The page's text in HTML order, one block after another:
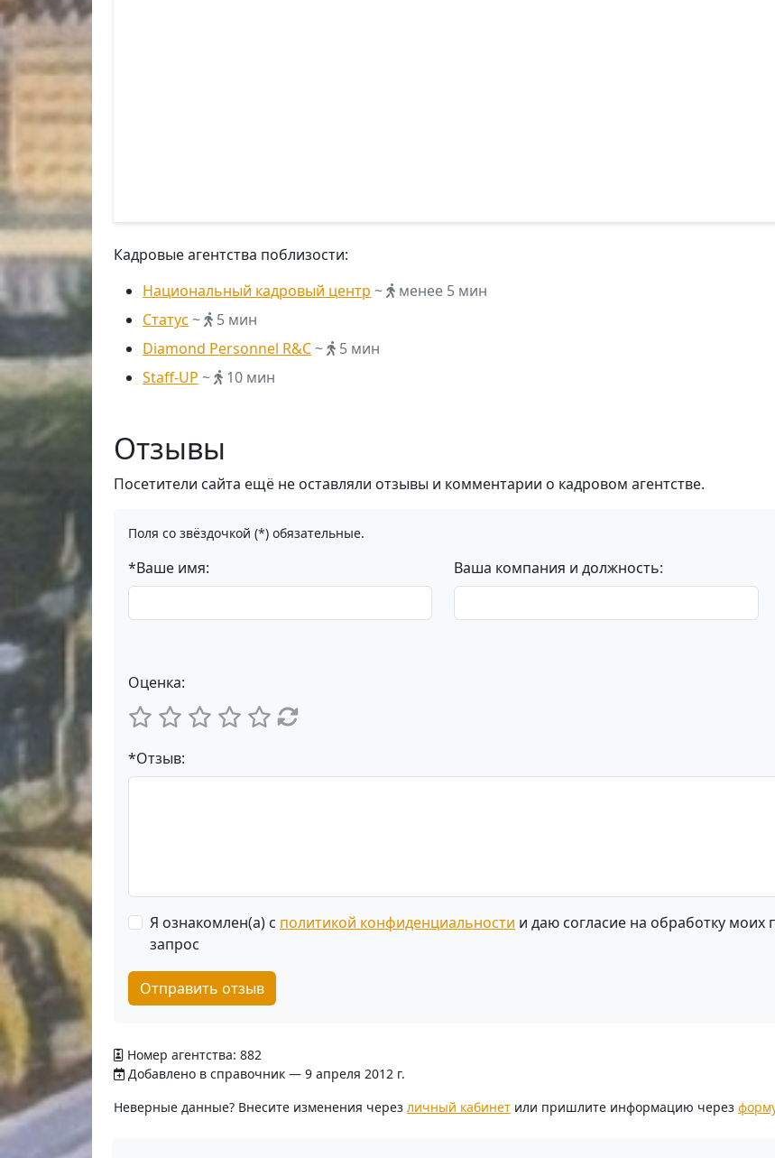
Кадровые агентства поблизости:
Национальный кадровый центр ~
менее 5 мин
Статус ~
5 мин
Diamond Personnel R&C~
5 мин
Staff-UP ~ 10 мин
Отзывы
Посетители сайта ещё не оставляли отзывы и комментарии о кадровом агентстве.
Поля со звёздочкой (*) обязательные.
*Ваше имя: Ваша компания и должность:
Оценка:
*Отзыв:
Я ознакомлен(а) с политикой конфиденциальности и даю согласие на обработку
запрос
Отправить отзыв
Номер агентства: 882
Добавлено в справочник — 9 апреля 2012 г.
Неверные данные? Внесите изменения через личный кабинет или пришлите информацию через